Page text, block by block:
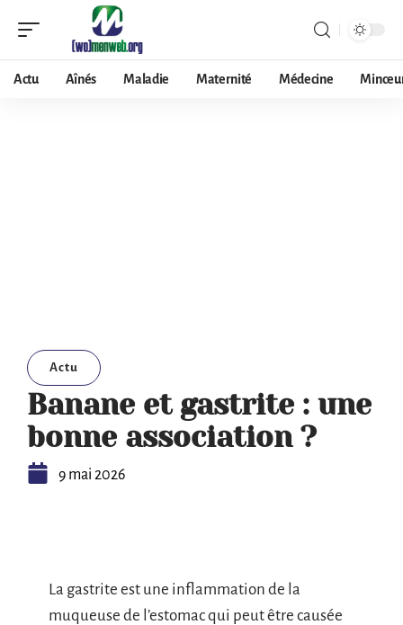
Actu Aînés Maladie Maternité Médecine
Actu
Banane et gastrite : une
bonne association ?
9 mai 2026
La gastrite est une inflammation de la
muqueuse de l’estomac qui peut être causée